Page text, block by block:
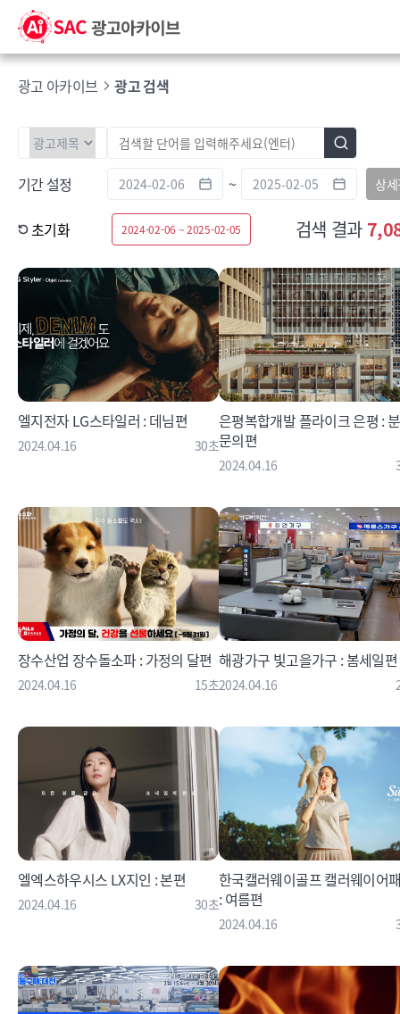
광고 아카이브 광고 검색
기간 설정 ~ 상
초기화 2024-02-06 ~ 2025-02-05 검색 결과
엘지전자 LG스타일러 : 데님편
2024.04.16 30초
은평복합개발 플라이크 은평 :
문의편
2024.04.16
장수산업 장수돌소파 : 가정의 달편
2024.04.16 15초
해광가구 빛고을가구 : 봄세일편
2024.04.16
엘엑스하우시스 LX지인 : 본편
2024.04.16 30초
한국캘러웨이골프 캘러웨이어
: 여름편
2024.04.16